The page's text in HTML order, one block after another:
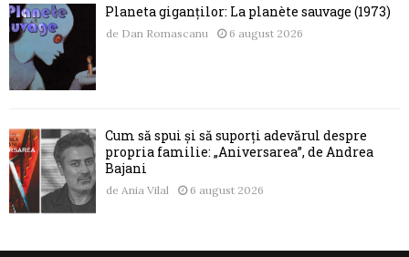
Planeta giganților: La planète sauvage (1973)
de Dan Romascanu 6 august 2026
Cum să spui și să suporți adevărul despre
propria familie: „Aniversarea”, de Andrea
Bajani
de Ania Vilal 6 august 2026